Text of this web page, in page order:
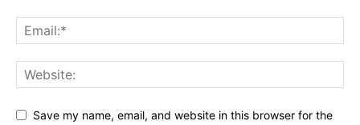
Praesent euismod ac
Ut mollis pellentesque tortor
Donec quis est ac felis
Save my name, email, and website in this browser for the